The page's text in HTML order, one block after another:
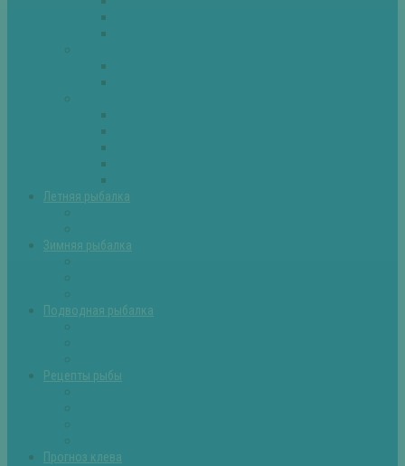
Летняя рыбалка
Зимняя рыбалка
Подводная рыбалка
Рецепты рыбы
Прогноз клева